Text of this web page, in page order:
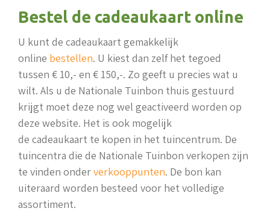
Bestel de cadeaukaart online
U kunt de cadeaukaart gemakkelijk
online bestellen. U kiest dan zelf het tegoed
tussen € 10,- en € 150,-. Zo geeft u precies wat u
wilt. Als u de Nationale Tuinbon thuis gestuurd
krijgt moet deze nog wel geactiveerd worden op
deze website. Het is ook mogelijk
de cadeaukaart te kopen in het tuincentrum. De
tuincentra die de Nationale Tuinbon verkopen zijn
te vinden onderverkooppunten. De bon kan
uiteraard worden besteed voor het volledige
assortiment.